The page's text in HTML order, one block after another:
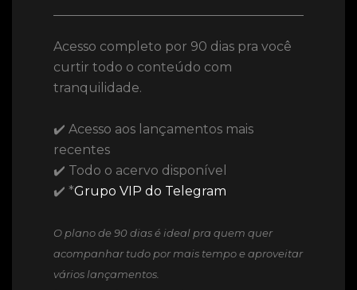
Acesso completo por 90 dias pra você
curtir todo o conteúdo com
tranquilidade.
✔️ Acesso aos lançamentos mais
recentes
✔️ Todo o acervo disponível
✔️ *Grupo VIP do Telegram
O plano de 90 dias é ideal pra quem quer
acompanhar tudo por mais tempo e aproveitar
vários lançamentos.